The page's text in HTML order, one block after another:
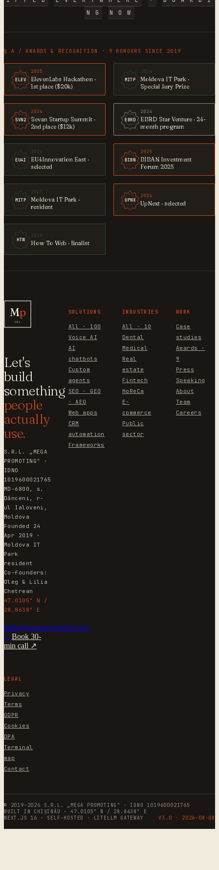
N
G N O W
§ A / AWARDS & RECOGNITION · 9 HONOURS SINCE 2019
ELEV
2025
ElevenLabs Hackathon ·
1st place ($20k)
MITP
2024
Moldova IT Park ·
Special Jury Prize
SVN2
2024
Sevan Startup Summit ·
2nd place ($12k)
EBRD
2024
EBRD Star Venture · 24-
month program
EU4I
2024
EU4Innovation East ·
selected
BIBN
2025
BIBAN Investment
Forum 2025
MITP
2019
Moldova IT Park ·
resident
UPNX
2024
UpNext · selected
HTW
2024
How To Web · finalist
Mp
SRL
Let's
build
something
people
actually
use.
S.R.L. „MEGA
PROMOTING" ·
IDNO
1019600021765
MD-6800, s.
Dănceni, r-
ul Ialoveni,
Moldova
Founded 24
Apr 2019 ·
Moldova IT
Park
resident
Co-founders:
Oleg & Lilia
Chetrean
47.0105° N /
28.8638° E
hello@megapromoting.com
→Book 30-
min call ↗
SOLUTIONS
All · 100
Voice AI
AI
chatbots
Custom
agents
SEO · GEO
· AEO
Web apps
CRM
automation
Frameworks
INDUSTRIES
All · 10
Dental
Medical
Real
estate
Fintech
HoReCa
E-
commerce
Public
sector
WORK
Case
studies
Awards ·
9
Press
Speaking
About
Team
Careers
LEGAL
Privacy
Terms
GDPR
Cookies
DPA
Terminal
map
Contact
© 2019–2026 S.R.L. „MEGA PROMOTING" · IDNO 1019600021765
BUILT IN CHIȘINĂU · 47.0105° N / 28.8638° E
NEXT.JS 16 · SELF-HOSTED · LITELLM GATEWAY
V3.0 · 2026-08-08